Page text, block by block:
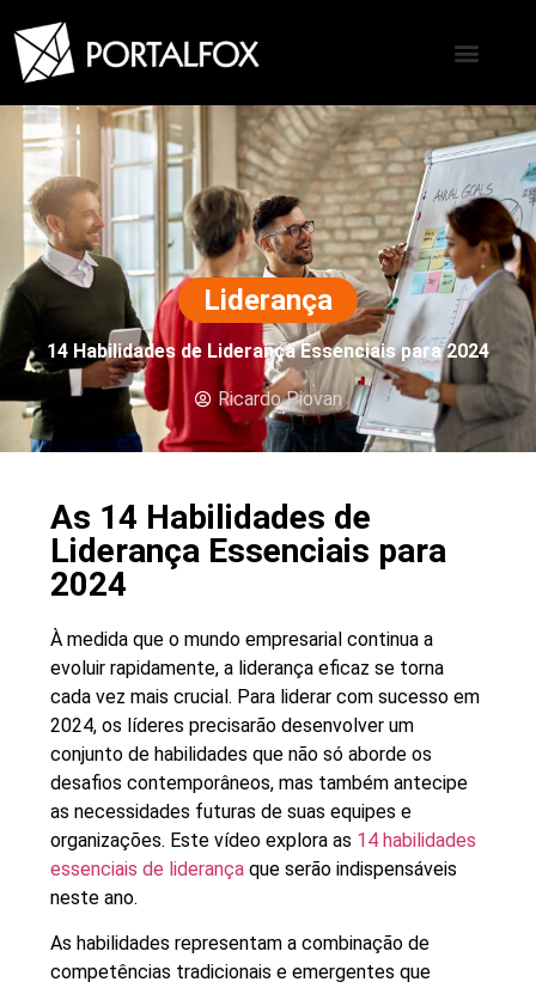
Liderança
14 Habilidades de Liderança Essenciais para 2024
Ricardo Piovan
As 14 Habilidades de
Liderança Essenciais para
2024
À medida que o mundo empresarial continua a
evoluir rapidamente, a liderança eficaz se torna
cada vez mais crucial. Para liderar com sucesso em
2024, os líderes precisarão desenvolver um
conjunto de habilidades que não só aborde os
desafios contemporâneos, mas também antecipe
as necessidades futuras de suas equipes e
organizações. Este vídeo explora as 14 habilidades
essenciais de liderança que serão indispensáveis
neste ano.
As habilidades representam a combinação de
competências tradicionais e emergentes que